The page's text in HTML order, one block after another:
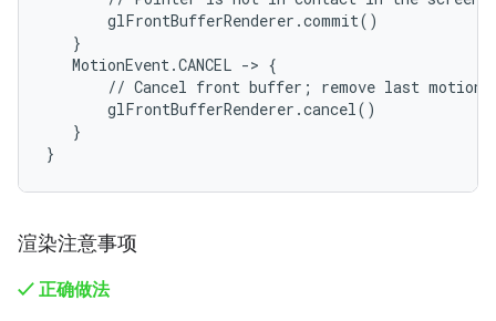
       glFrontBufferRenderer.commit()
   }
   MotionEvent.CANCEL -> {
// Cancel front buffer; remove last motion
       glFrontBufferRenderer.cancel()
   }
渲染注意事项
✓ 正确做法